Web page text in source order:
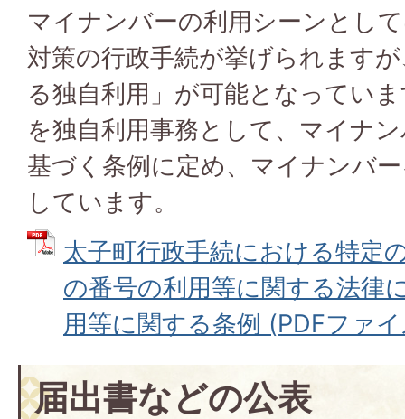
マイナンバーの利用シーンとし
対策の行政手続が挙げられます
る独自利用」が可能となってい
を独自利用事務として、マイナ
基づく条例に定め、マイナンバ
しています。
太子町行政手続における特定
の番号の利用等に関する法律
用等に関する条例 (PDFファ
届出書などの公表